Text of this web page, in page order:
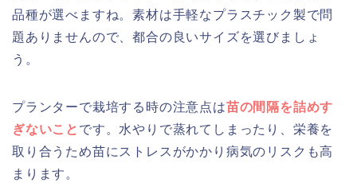
品種が選べますね。素材は手軽なプラスチック製で問
題ありませんので、都合の良いサイズを選びましょ
う。
プランターで栽培する時の注意点は苗の間隔を詰めす
ぎないこと です。水やりで蒸れてしまったり、栄養を
取り合うため苗にストレスがかかり病気のリスクも高
まります。